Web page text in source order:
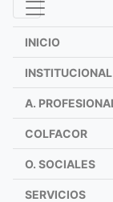
INICIO
INSTITUCIONAL
A.
COLFACOR
O. SOCIALES
SERVICIOS